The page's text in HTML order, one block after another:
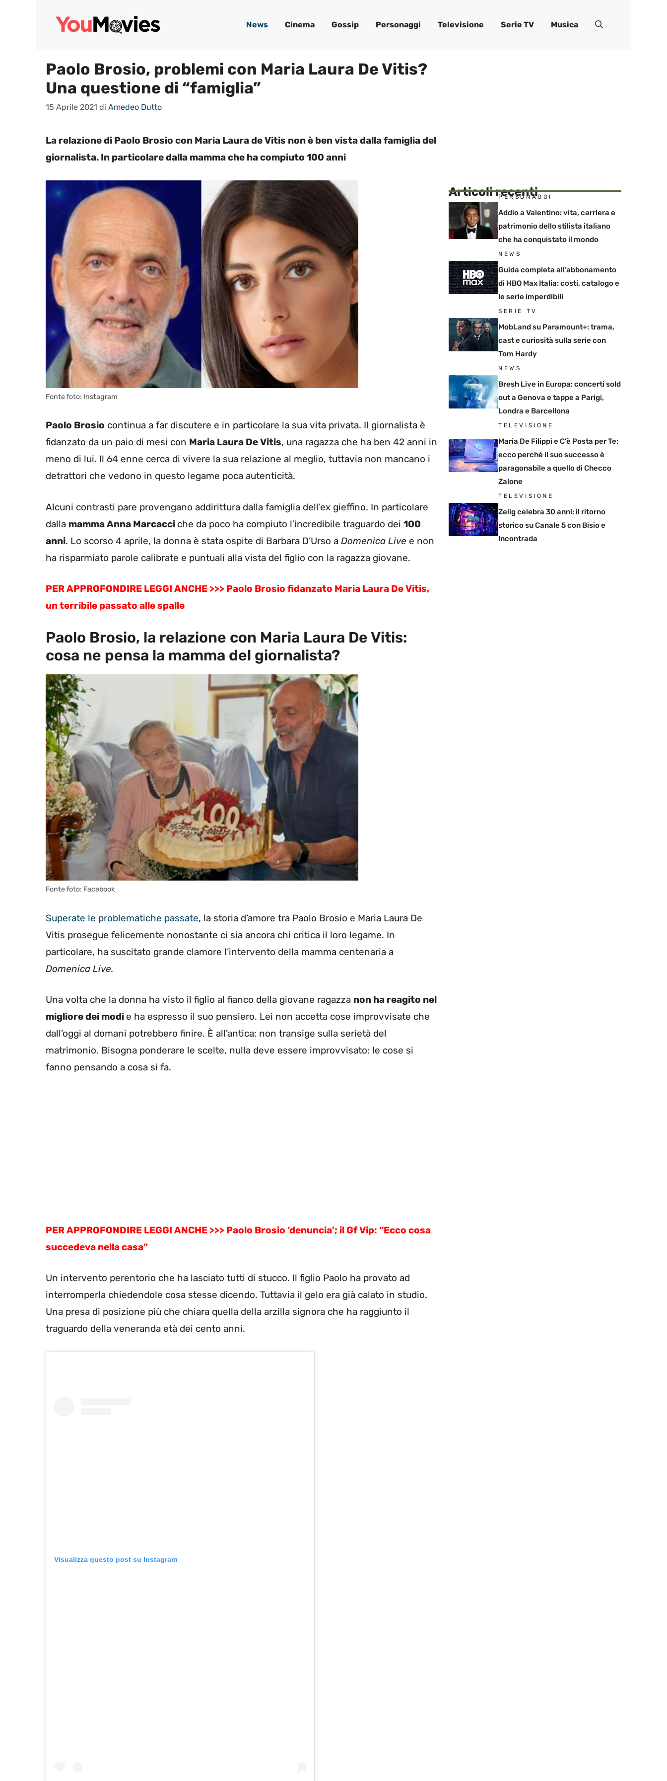
News Cinema Gossip Personaggi Televisione Serie TV Musica
Paolo Brosio, problemi con Maria Laura De Vitis?
Una questione di “famiglia”
15 Aprile 2021 di Amedeo Dutto
La relazione di Paolo Brosio con Maria Laura de Vitis non è ben vista dalla famiglia del
giornalista. In particolare dalla mamma che ha compiuto 100 anni
Fonte foto: Instagram
Paolo Brosio continua a far discutere e in particolare la sua vita privata. Il giornalista è
fidanzato da un paio di mesi con Maria Laura De Vitis, una ragazza che ha ben 42 anni in
meno di lui. Il 64 enne cerca di vivere la sua relazione al meglio, tuttavia non mancano i
detrattori che vedono in questo legame poca autenticità.
Alcuni contrasti pare provengano addirittura dalla famiglia dell’ex gieffino. In particolare
dalla mamma Anna Marcacci che da poco ha compiuto l’incredibile traguardo dei 100
anni. Lo scorso 4 aprile, la donna è stata ospite di Barbara D’Urso a Domenica Live e non
ha risparmiato parole calibrate e puntuali alla vista del figlio con la ragazza giovane.
PER APPROFONDIRE LEGGI ANCHE >>> Paolo Brosio fidanzato Maria Laura De Vitis,
un terribile passato alle spalle
Paolo Brosio, la relazione con Maria Laura De Vitis:
cosa ne pensa la mamma del giornalista?
Fonte foto: Facebook
Superate le problematiche passate, la storia d’amore tra Paolo Brosio e Maria Laura De
Vitis prosegue felicemente nonostante ci sia ancora chi critica il loro legame. In
particolare, ha suscitato grande clamore l’intervento della mamma centenaria a
Domenica Live.
Una volta che la donna ha visto il figlio al fianco della giovane ragazza non ha reagito nel
migliore dei modi e ha espresso il suo pensiero. Lei non accetta cose improvvisate che
dall’oggi al domani potrebbero finire. È all’antica: non transige sulla serietà del
matrimonio. Bisogna ponderare le scelte, nulla deve essere improvvisato: le cose si
fanno pensando a cosa si fa.
PER APPROFONDIRE LEGGI ANCHE >>> Paolo Brosio ‘denuncia’; il Gf Vip: “Ecco cosa
succedeva nella casa”
Un intervento perentorio che ha lasciato tutti di stucco. Il figlio Paolo ha provato ad
interromperla chiedendole cosa stesse dicendo. Tuttavia il gelo era già calato in studio.
Una presa di posizione più che chiara quella della arzilla signora che ha raggiunto il
traguardo della veneranda età dei cento anni.
Visualizza questo post su Instagram
Articoli recenti
PERSONAGGI
Addio a Valentino: vita, carriera e
patrimonio dello stilista italiano
che ha conquistato il mondo
NEWS
Guida completa all’abbonamento
di HBO Max Italia: costi, catalogo e
le serie imperdibili
SERIE TV
MobLand su Paramount+: trama,
cast e curiosità sulla serie con
Tom Hardy
NEWS
Bresh Live in Europa: concerti sold
out a Genova e tappe a Parigi,
Londra e Barcellona
TELEVISIONE
Maria De Filippi e C’è Posta per Te:
ecco perché il suo successo è
paragonabile a quello di Checco
Zalone
TELEVISIONE
Zelig celebra 30 anni: il ritorno
storico su Canale 5 con Bisio e
Incontrada